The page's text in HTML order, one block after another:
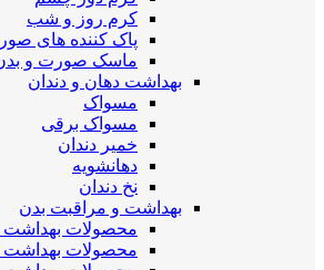
کرم روز و شب
پاک کننده های
ماسک صورت و
بهداشت دهان و دندان
مسواک
مسواک برقی
خمیر دندان
دهانشویه
نخ دندان
بهداشت و مراقبت بدن
محصولات بهداشت
محصولات بهداشت